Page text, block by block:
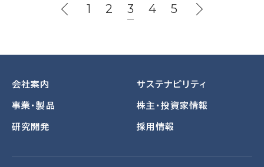
1 2 3 4 5
会社案内
事業・製品
研究開発
サステナビリティ
株主・投資家情報
採用情報